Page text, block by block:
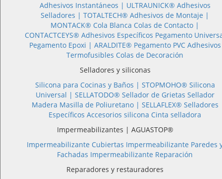
Adhesivos Instantáneos | ULTRAUNICK® Adhesivos
Selladores | TOTALTECH®
Adhesivos de Montaje |
MONTACK® Cola Blanca
Colas de Contacto |
CONTACTCEYS® Adhesivos Específicos Pegamento
Pegamento Epoxi | ARALDITE® Pegamento PVC Adhesivos
Termofusibles Colas de Decoración
Selladores y siliconas
Silicona para Cocinas y Baños | STOPMOHO® Silicona
Universal | SELLATODO® Sellador de Grietas Sellador
Madera
Masilla de Poliuretano | SELLAFLEX® Selladores
Específicos Accesorios silicona Cinta selladora
Impermeabilizantes | AGUASTOP®
Impermeabilizante Cubiertas Impermeabilizante Paredes
Fachadas Impermeabilizante Reparación
Reparadores y restauradores